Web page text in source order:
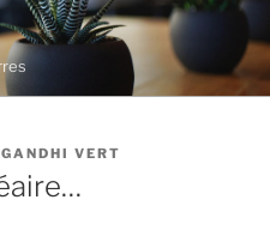
VERT